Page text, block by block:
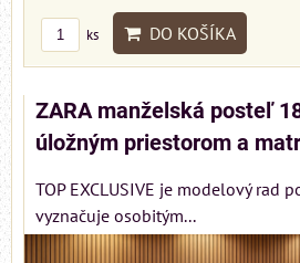
ks DO KOŠÍKA
ZARA manželská posteľ
úložným priestorom a
TOP EXCLUSIVE je modelový rad
vyznačuje osobitým...